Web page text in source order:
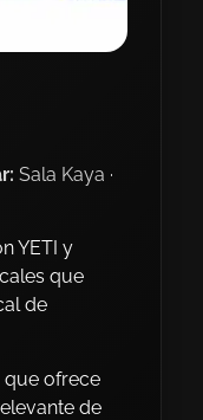
Sala Kaya ·
YETI y
que
de
que ofrece
de